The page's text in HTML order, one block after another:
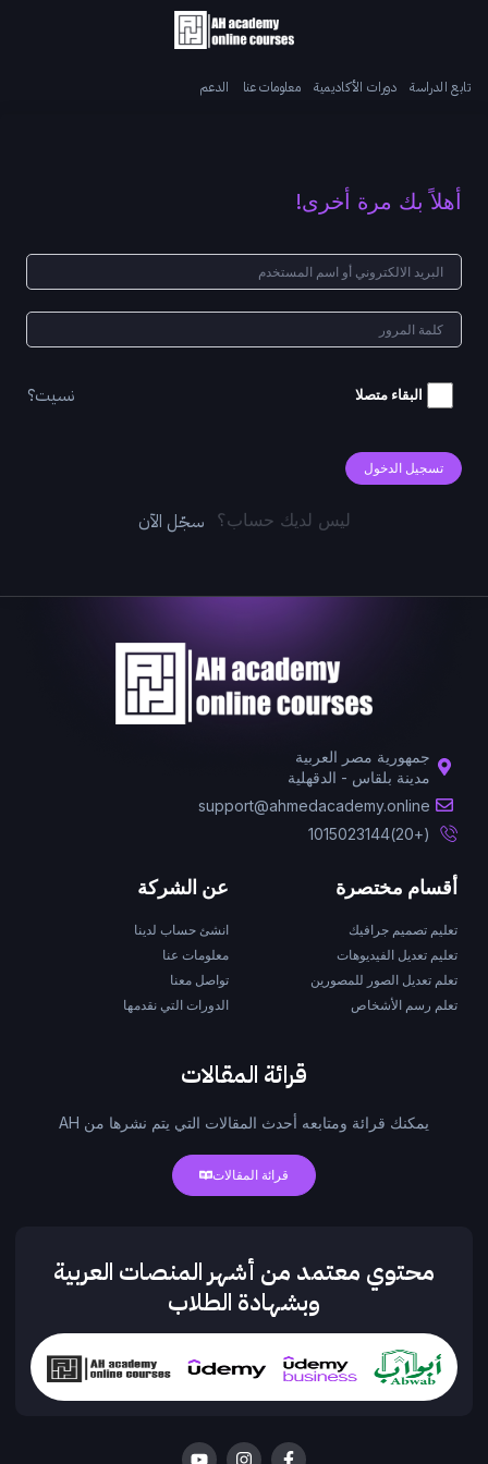
تابع الدراسة دورات الأكاديمية معلومات عنا الدعم
أهلاً بك مرة أخرى!
البقاء متصلا نسيت؟
تسجيل الدخول
ليس لديك حساب؟ سجّل الآن
جمهورية مصر العربية
مدينة بلقاس - الدقهلية
support@ahmedacademy.online
(+20)1015023144
أقسام مختصرة
تعليم تصميم جرافيك
تعليم تعديل الفيديوهات
تعلم تعديل الصور للمصورين
تعلم رسم الأشخاص
عن الشركة
انشئ حساب لدينا
معلومات عنا
تواصل معنا
الدورات التي نقدمها
قرائة المقالات
يمكنك قرائة ومتابعه أحدث المقالات التي يتم نشرها من AH
قرائة المقالات
محتوي معتمد من أشهر المنصات العربية
وبشهادة الطلاب